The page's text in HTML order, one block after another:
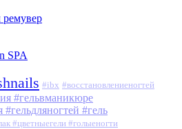
ремувер
SPA
#ibx #восстановлениеногтей
#гельвманикюре
#гельдляногтей #гель
#цветныегели #голыеногти